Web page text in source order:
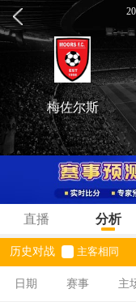
梅佐尔斯
直播 分析
历史对战 主客相同
日期 赛事 主